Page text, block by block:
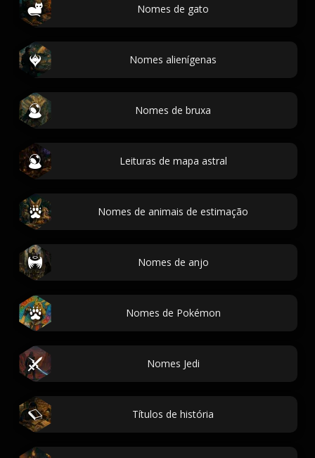
Nomes de gato
Nomes alienígenas
Nomes de bruxa
Leituras de mapa astral
Nomes de animais de estimação
Nomes de anjo
Nomes de Pokémon
Nomes Jedi
Títulos de história